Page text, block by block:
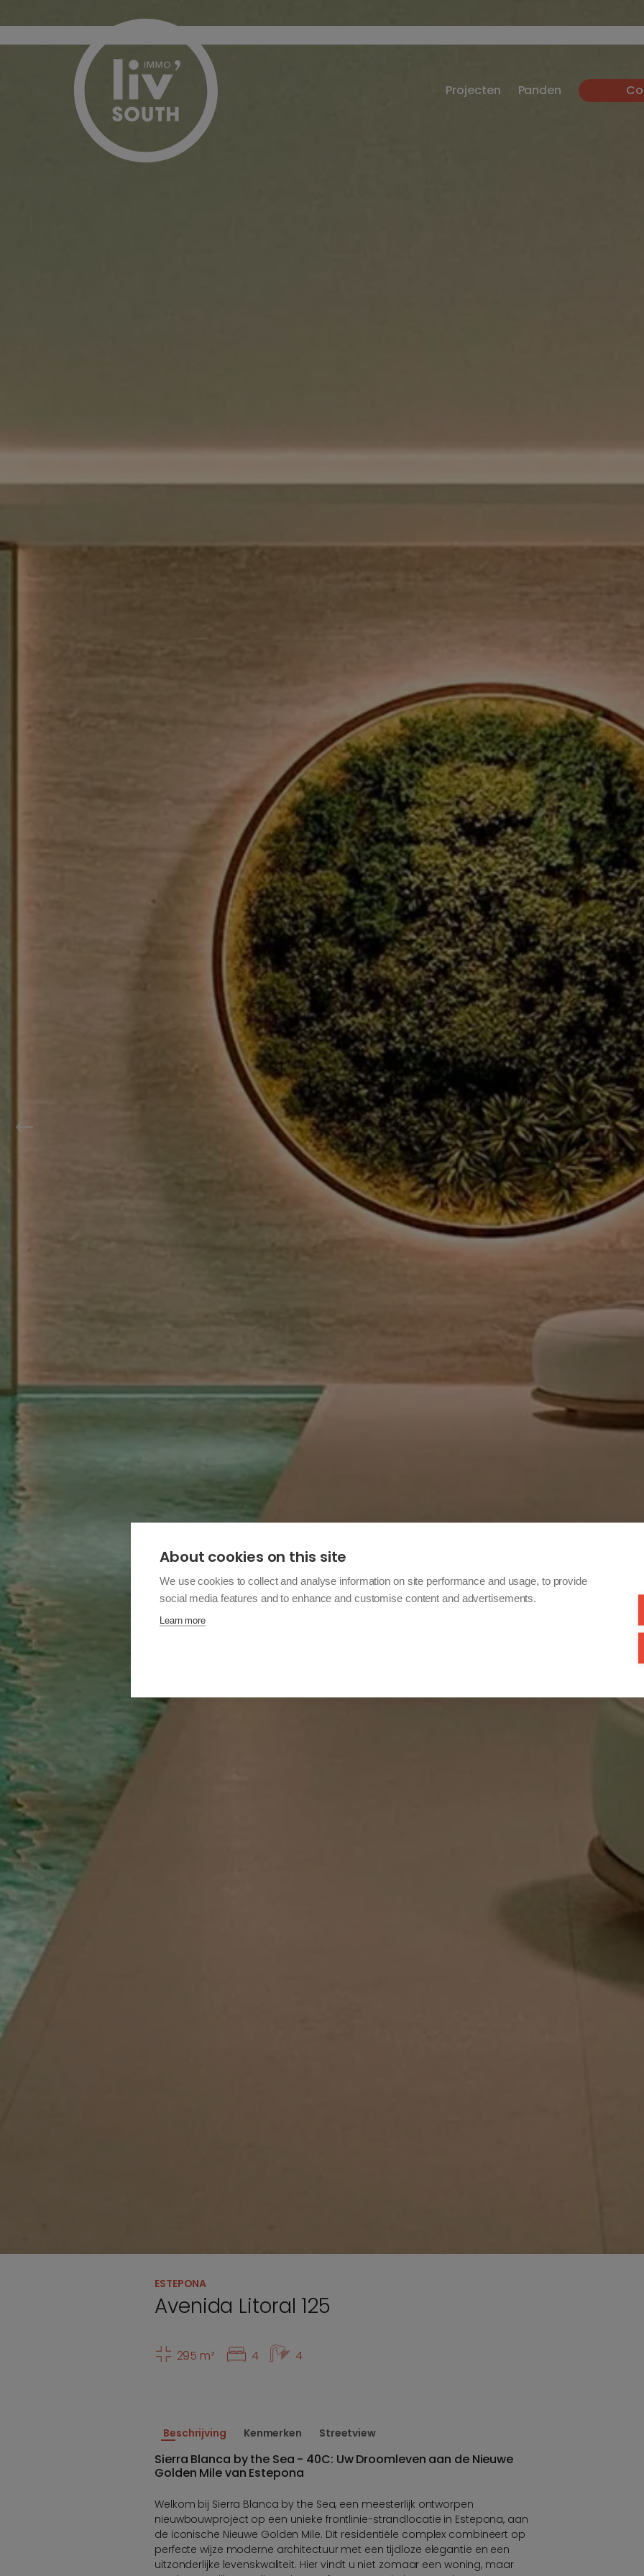
Projecten Panden
ESTEPONA
Avenida Litoral 125
295 m² 4 4
Beschrijving Kenmerken Streetview
Sierra Blanca by the Sea - 40C: Uw Droomleven aan de Nieuwe
Golden Mile van Estepona
Welkom bij Sierra Blanca by the Sea, een meesterlijk ontworpen
nieuwbouwproject op een unieke frontlinie-strandlocatie in Estepona, aan
de iconische Nieuwe Golden Mile. Dit residentiële complex combineert op
perfecte wijze moderne architectuur met een tijdloze elegantie en een
uitzonderlijke levenskwaliteit. Hier vindt u niet zomaar een woning, maar
About cookies on this site
We use cookies to collect and analyse information on site performance and usage, to provide
social media features and to enhance and customise content and advertisements.
Learn more